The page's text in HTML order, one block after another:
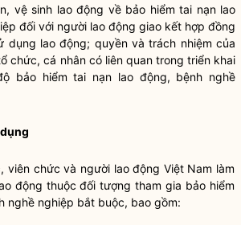
vệ sinh lao động về bảo hiểm tai nạn lao
đối với người lao động giao kết hợp đồng
dụng lao động; quyền và trách nhiệm của
chức, cá nhân có liên quan trong triển khai
bảo hiểm tai nạn lao động, bệnh nghề
viên chức và người lao động Việt Nam làm
động thuộc đối tượng tham gia bảo hiểm
nghề nghiệp bắt buộc, bao gồm: